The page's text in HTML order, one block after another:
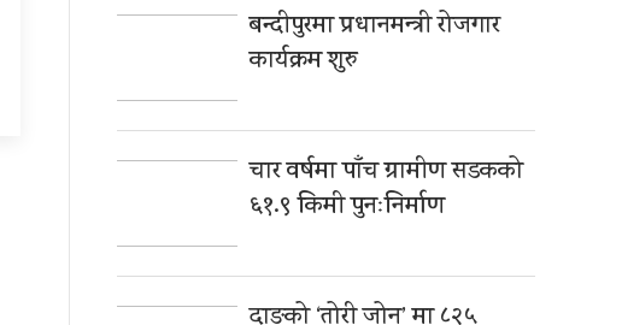
बन्दीपुरमा प्रधानमन्त्री रोजगार
कार्यक्रम शुरु
चार वर्षमा पाँच ग्रामीण सडकको
६१.९ किमी पुनःनिर्माण